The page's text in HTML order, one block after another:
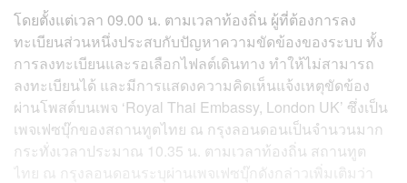
โดยตั้งแต่เวลา 09.00 น. ตามเวลาท้องถิ่น ผู้ที่ต้องการลง
ทะเบียนส่วนหนึ่งประสบกับปัญหาความขัดข้องของระบบ ทั้ง
การลงทะเบียนและรอเลือกไฟลต์เดินทาง ทำให้ไม่สามารถ
ลงทะเบียนได้ และมีการแสดงความคิดเห็นแจ้งเหตุขัดข้อง
ผ่านโพสต์บนเพจ ‘Royal Thai Embassy, London UK’ ซึ่งเป็น
เพจเฟซบุ๊กของสถานทูตไทย ณ กรุงลอนดอนเป็นจำนวนมาก
กระทั่งเวลาประมาณ 10.35 น. ตามเวลาท้องถิ่น สถานทูต
ไทย ณ กรุงลอนดอนระบุผ่านเพจเฟซบุ๊กดังกล่าวเพิ่มเติมว่า